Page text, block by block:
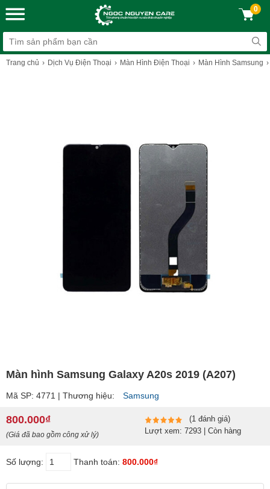
0
Trang chủ Dịch Vụ Điện Thoại Màn Hình Điện Thoại Màn Hình Samsung
Màn hình Samsung Galaxy A20s 2019 (A207)
Mã SP: 4771 | Thương hiệu: Samsung
800.000₫
(Giá đã bao gồm công xử lý)
(1 đánh giá)
Lượt xem: 7293 | Còn hàng
Số lượng: Thanh toán: 800.000₫